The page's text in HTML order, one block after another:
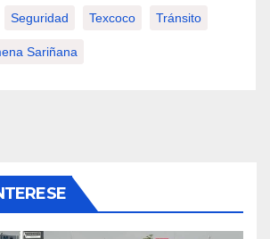
Seguridad Texcoco Tránsito
Sariñana